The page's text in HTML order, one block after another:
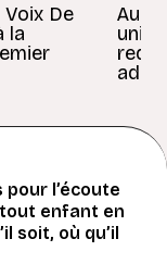
De
la
Au
l’écoute
enfant en
soit, où qu’il